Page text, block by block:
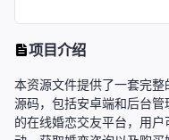
项目介绍
本资源文件提供了一套完
源码，包括安卓端和后台
的在线婚恋交友平台，用